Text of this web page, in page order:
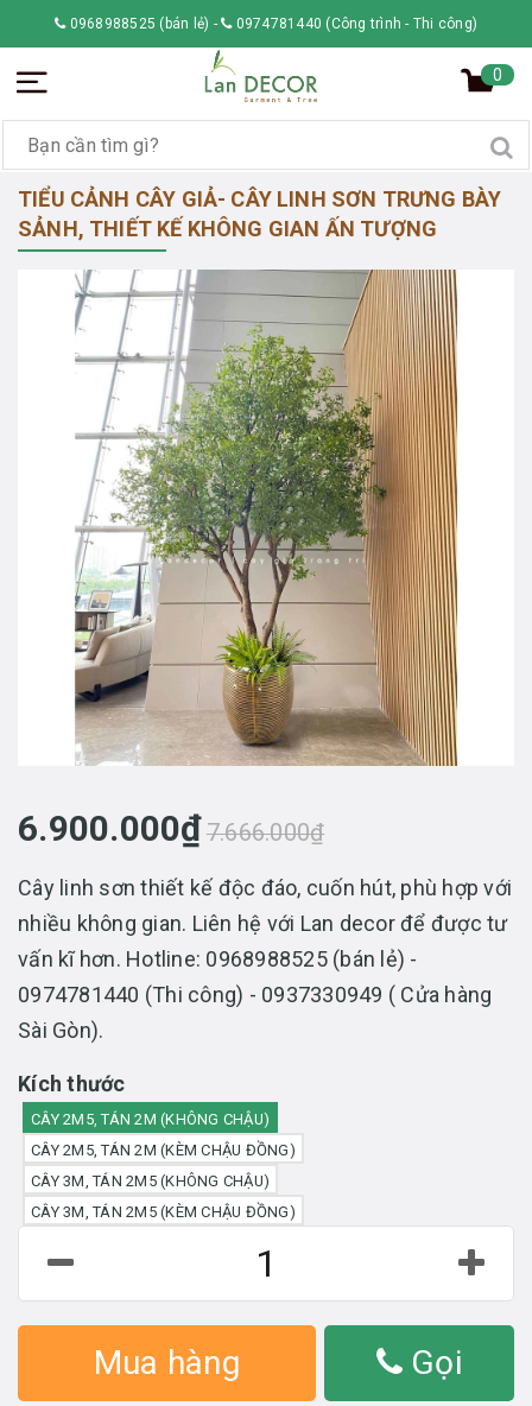
0968988525 (bán lẻ) - 0974781440 (Công trình - Thi công)
0
TIỂU CẢNH CÂY GIẢ- CÂY LINH SƠN TRƯNG BÀY
SẢNH, THIẾT KẾ KHÔNG GIAN ẤN TƯỢNG
6.900.000₫7.666.000₫
Cây linh sơn thiết kế độc đáo, cuốn hút, phù hợp với
nhiều không gian. Liên hệ với Lan decor để được tư
vấn kĩ hơn. Hotline: 0968988525 (bán lẻ) -
0974781440 (Thi công) - 0937330949 ( Cửa hàng
Sài Gòn).
Kích thước
CÂY 2M5, TÁN 2M (KHÔNG CHẬU)
CÂY 2M5, TÁN 2M (KÈM CHẬU ĐỒNG)
CÂY 3M, TÁN 2M5 (KHÔNG CHẬU)
CÂY 3M, TÁN 2M5 (KÈM CHẬU ĐỒNG)
Mua hàng Gọi